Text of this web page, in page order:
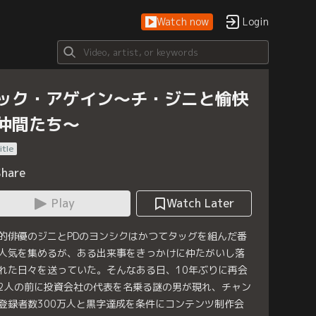
Watch now Login
ク・アゲイン～チ・ジニと愉快
間たち～
Play
Watch Later
俳優のジニとPDのヨンシクはかつてタッグを組んだ番
気を集めるが、ある出来事をきっかけに仲たがいし落
た日々を送っていた。そんなある日、10年ぶりに再会
人の前に投資会社の代表を名乗る謎の男が現れ、チャン
録者数300万人と黒字達成を条件にコンテンツ制作会